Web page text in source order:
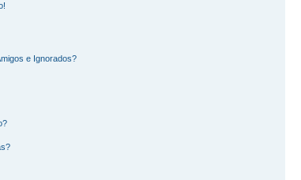
e Ignorados?